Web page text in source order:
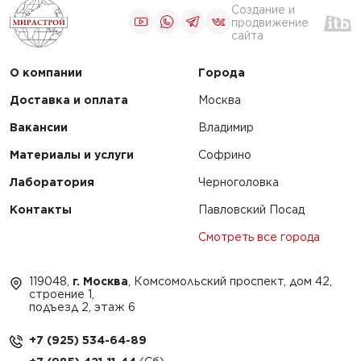
Создание и
продвижение
сайта
О компании
Доставка и оплата
Вакансии
Материалы и услуги
Лаборатория
Контакты
Города
Москва
Владимир
Софрино
Черноголовка
Павловский Посад
Смотреть все города
119048, г. Москва , Комсомольский проспект, дом 42,
строение 1,
подъезд 2, этаж 6
+7 (925) 534-64-89